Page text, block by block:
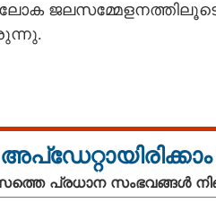
ലോക
പ്രധാന സംഭവങ്ങൾ